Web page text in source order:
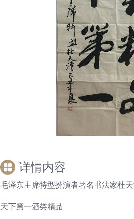
详情内容
毛泽东主席特型扮演者著名书法家杜
天下第一酒类精品